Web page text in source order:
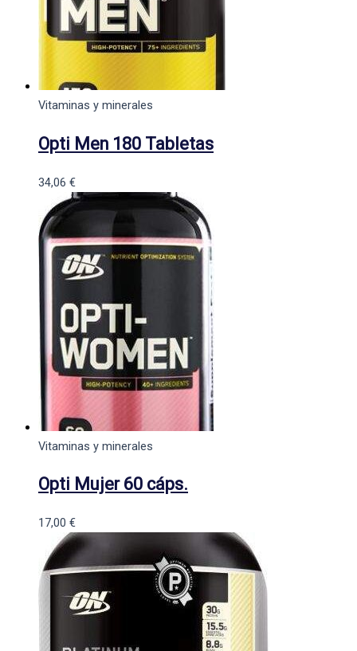
Vitaminas y minerales
Opti Men 180 Tabletas
34,06 €
Vitaminas y minerales
Opti Mujer 60 cáps.
17,00 €